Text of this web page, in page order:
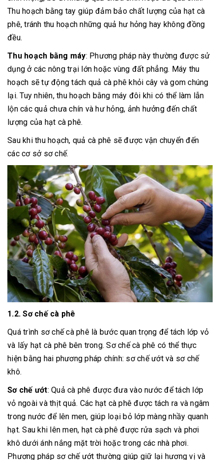
Thu hoạch bằng tay giúp đảm bảo chất lượng của hạt cà
phê, tránh thu hoạch những quả hư hỏng hay không đồng
đều.
Thu hoạch bằng máy: Phương pháp này thường được sử
dụng ở các nông trại lớn hoặc vùng đất phẳng. Máy thu
hoạch sẽ tự động tách quả cà phê khỏi cây và gom chúng
lại. Tuy nhiên, thu hoạch bằng máy đôi khi có thể làm lẫn
lộn các quả chưa chín và hư hỏng, ảnh hưởng đến chất
lượng của hạt cà phê.
Sau khi thu hoạch, quả cà phê sẽ được vận chuyển đến
các cơ sở sơ chế.
1.2. Sơ chế cà phê
Quá trình sơ chế cà phê là bước quan trọng để tách lớp vỏ
và lấy hạt cà phê bên trong. Sơ chế cà phê có thể thực
hiện bằng hai phương pháp chính: sơ chế ướt và sơ chế
khô.
Sơ chế ướt: Quả cà phê được đưa vào nước để tách lớp
vỏ ngoài và thịt quả. Các hạt cà phê được tách ra và ngâm
trong nước để lên men, giúp loại bỏ lớp màng nhầy quanh
hạt. Sau khi lên men, hạt cà phê được rửa sạch và phơi
khô dưới ánh nắng mặt trời hoặc trong các nhà phơi.
Phương pháp sơ chế ướt thường giúp giữ lại hương vị và